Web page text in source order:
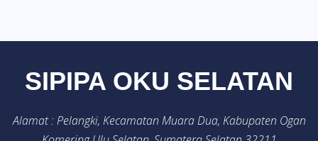
SIPIPA OKU SELATAN
Alamat : Pelangki, Kecamatan Muara Dua, Kabupaten Ogan